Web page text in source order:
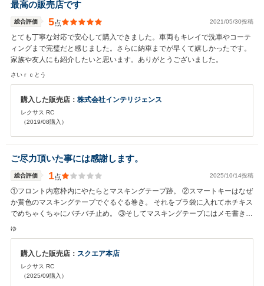
最高の販売店です
総合評価 5点 2021/05/30投稿
とても丁寧な対応で安心して購入できました。車両もキレイで洗車やコーテ
ィングまで完璧だと感じました。さらに納車までが早くて嬉しかったです。
家族や友人にも紹介したいと思います。ありがとうございました。
さいｒｃとう
購入した販売店： 株式会社インテリジェンス
レクサス RC
（2019/08購入）
ご尽力頂いた事には感謝します。
総合評価 1点 2025/10/14投稿
①フロント内窓枠内にやたらとマスキングテープ跡。 ②スマートキーはなぜ
か黄色のマスキングテープでぐるぐる巻き。 それをプラ袋に入れてホチキス
でめちゃくちゃにバチバチ止め。 ③そしてマスキングテープにはメモ書き？
でしょうか、RC200tと記載。 確かにほぼ一緒でありますがレクサスセーフ
の商品なのでしょう。 私が購入した車に対してこのようなやり口をLCや他
の車両で同じ事が出来るのか疑問がわきました。 このコメントで揉め事にな
らないよう一応今でも証拠は揃えてあります。 ※勘違いの無いようにお伝え
ゆ
購入した販売店： スクエア本店
レクサス RC
（2025/09購入）